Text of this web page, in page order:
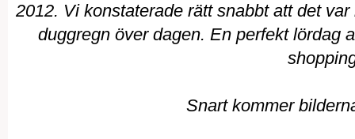
2012. Vi konstaterade rätt snabbt att det
duggregn över dagen. En perfekt lördag
Snart kommer